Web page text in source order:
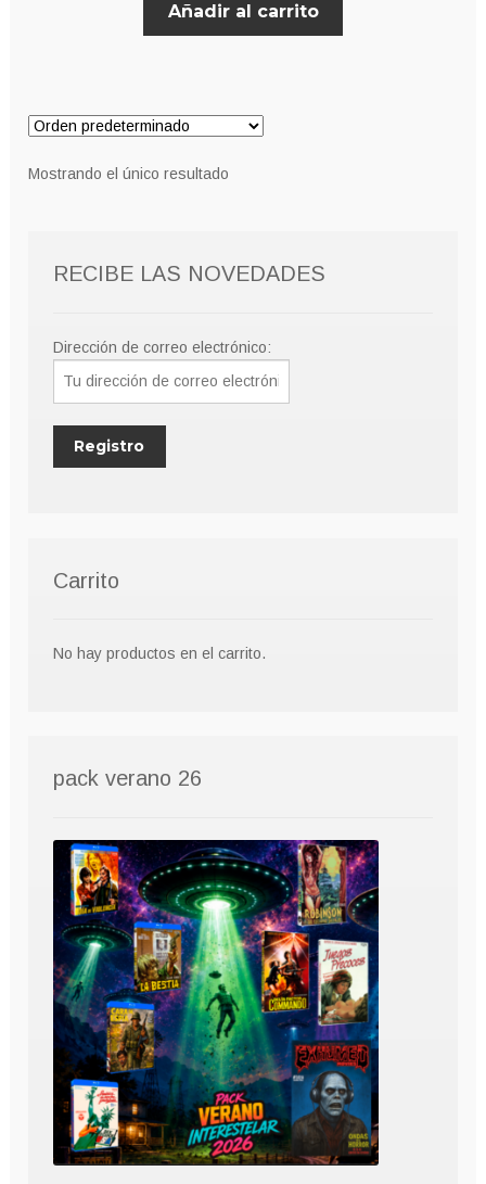
Añadir al carrito
Mostrando el único resultado
RECIBE LAS NOVEDADES
Dirección de correo electrónico:
Carrito
No hay productos en el carrito.
pack verano 26